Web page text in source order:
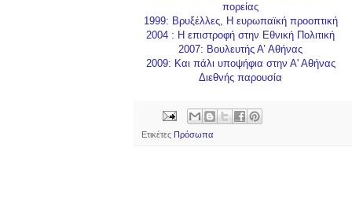
πορείας
1999: Βρυξέλλες, Η ευρωπαϊκή προοπτική
2004 : Η επιστροφή στην Εθνική Πολιτική
2007: Βουλευτής Α’ Αθήνας
2009: Και πάλι υποψήφια στην Α' Αθήνας
Διεθνής παρουσία
Ετικέτες Πρόσωπα